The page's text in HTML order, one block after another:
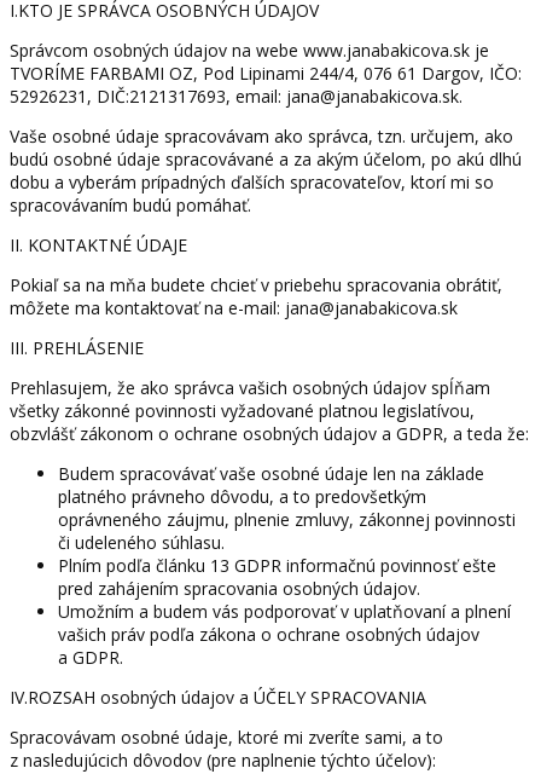
I.KTO JE SPRÁVCA OSOBNÝCH ÚDAJOV
Správcom osobných údajov na webe www.janabakicova.sk je
TVORÍME FARBAMI OZ, Pod Lipinami 244/4, 076 61 Dargov, IČO:
52926231, DIČ:2121317693, email: jana@janabakicova.sk.
Vaše osobné údaje spracovávam ako správca, tzn. určujem, ako
budú osobné údaje spracovávané a za akým účelom, po akú dlhú
dobu a vyberám prípadných ďalších spracovateľov, ktorí mi so
spracovávaním budú pomáhať.
II. KONTAKTNÉ ÚDAJE
Pokiaľ sa na mňa budete chcieť v priebehu spracovania obrátiť,
môžete ma kontaktovať na e-mail: jana@janabakicova.sk
III. PREHLÁSENIE
Prehlasujem, že ako správca vašich osobných údajov spĺňam
všetky zákonné povinnosti vyžadované platnou legislatívou,
obzvlášť zákonom o ochrane osobných údajov a GDPR, a teda že:
Budem spracovávať vaše osobné údaje len na základe
platného právneho dôvodu, a to predovšetkým
oprávneného záujmu, plnenie zmluvy, zákonnej povinnosti
či udeleného súhlasu.
Plním podľa článku 13 GDPR informačnú povinnosť ešte
pred zahájením spracovania osobných údajov.
Umožním a budem vás podporovať v uplatňovaní a plnení
vašich práv podľa zákona o ochrane osobných údajov
a GDPR.
IV.ROZSAH osobných údajov a ÚČELY SPRACOVANIA
Spracovávam osobné údaje, ktoré mi zveríte sami, a to
z nasledujúcich dôvodov (pre naplnenie týchto účelov):